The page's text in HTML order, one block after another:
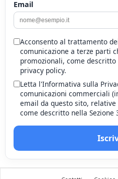
Email
Acconsento al trattamento
comunicazione a terze parti
promozionali, come descritto
privacy policy.
Letta l'Informativa sulla
comunicazioni commerciali
email da questo sito,
come descritto nella